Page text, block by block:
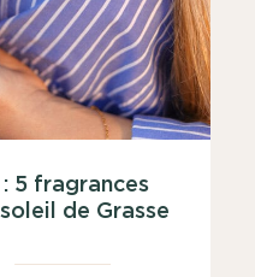
5 fragrances
de Grasse